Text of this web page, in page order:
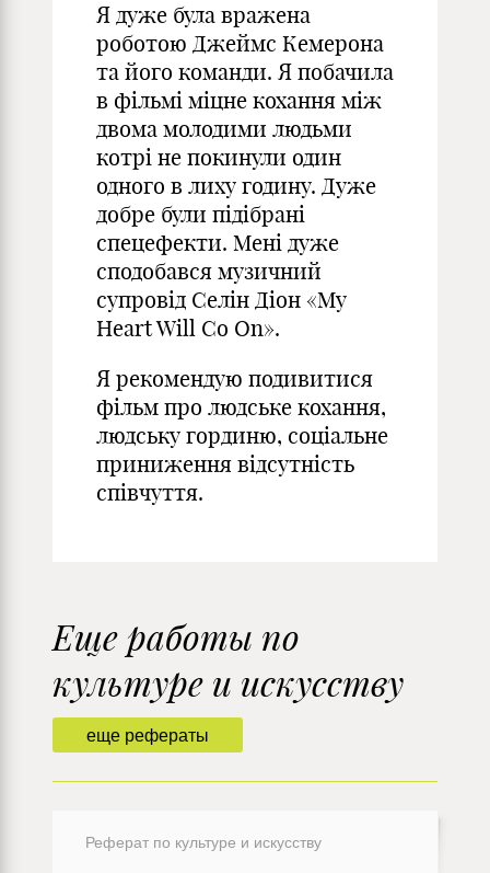
Я дуже була вражена
роботою Джеймс Кемерона
та його команди. Я побачила
в фільмі міцне кохання між
двома молодими людьми
котрі не покинули один
одного в лиху годину. Дуже
добре були підібрані
спецефекти. Мені дуже
сподобався музичний
супровід Селін Діон «My
Heart Will Co On».
Я рекомендую подивитися
фільм про людське кохання,
людську гординю, соціальне
приниження відсутність
співчуття.
еще рефераты
Еще работы по
культуре и искусству
Реферат по культуре и искусству